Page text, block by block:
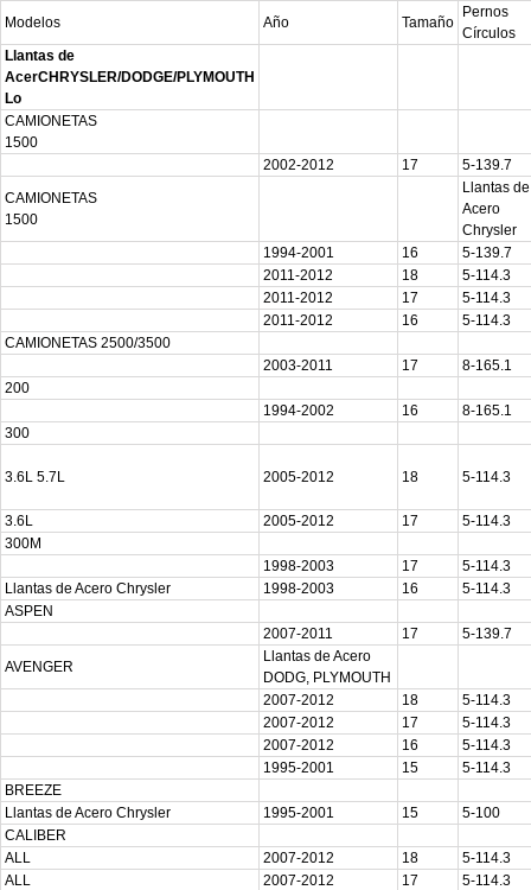
Modelos Año Tamaño
Pernos
Círculos
Llantas de
AcerCHRYSLER/DODGE/PLYMOUTH
Lo
CAMIONETAS
1500
2002-2012
17
5-139.7
CAMIONETAS
1500
Llantas de
Acero
Chrysler
1994-2001
16
5-139.7
2011-2012
18
5-114.3
2011-2012
17
5-114.3
2011-2012
16
5-114.3
CAMIONETAS 2500/3500
2003-2011
17
8-165.1
200
1994-2002
16
8-165.1
300
3.6L 5.7L 2005-2012 18 5-114.3
3.6L 2005-2012 17
5-114.3
300M
1998-2003
17
5-114.3
Llantas de Acero Chrysler
1998-2003 16
5-114.3
ASPEN
2007-2011
17
5-139.7
AVENGER
Llantas de Acero
DODG, PLYMOUTH
2007-2012
18
5-114.3
2007-2012
17
5-114.3
2007-2012
16
5-114.3
1995-2001
15
5-114.3
BREEZE
Llantas de Acero Chrysler
1995-2001 15
5-100
CALIBER
ALL
2007-2012 18
5-114.3
ALL
2007-2012 17
5-114.3